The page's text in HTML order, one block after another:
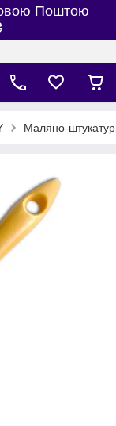
Поштою
Маляно-